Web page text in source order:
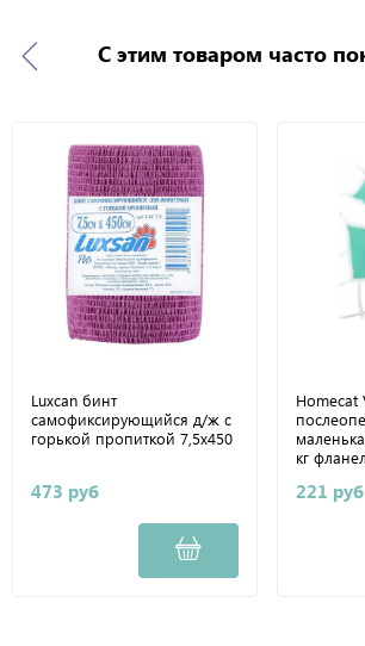
С этим товаром часто
Luxcan бинт
самофиксирующийся д/ж с
горькой пропиткой 7,5х450
473 руб
Homecat
кг
221 руб